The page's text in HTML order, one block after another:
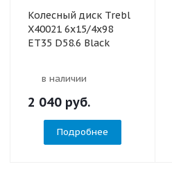
Колесный диск Trebl
X40021 6x15/4x98
ET35 D58.6 Black
в наличии
2 040 руб.
Подробнее